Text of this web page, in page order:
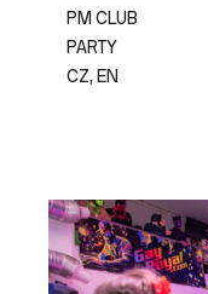
PM CLUB
PARTY
CZ, EN